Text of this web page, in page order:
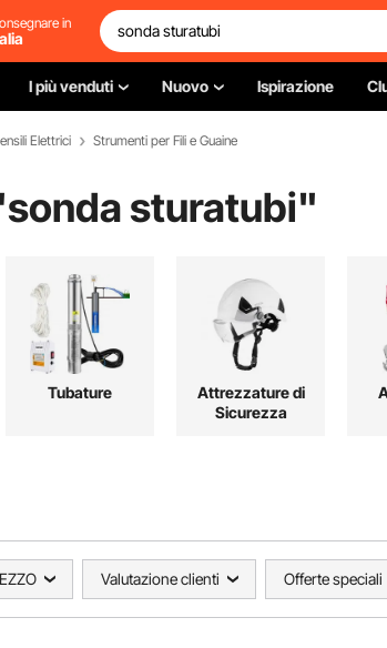
in
I più venduti Nuovo Ispirazione
Elettrici Strumenti per Fili e Guaine
sonda sturatubi"
Tubature
Attrezzature di
Sicurezza
Valutazione clienti Offerte speciali